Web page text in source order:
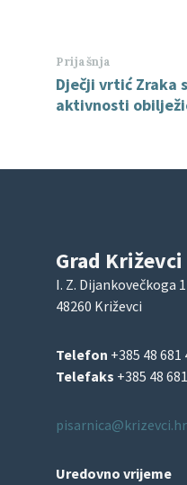
Prijašnja
Dječji vrtić Zraka
aktivnosti
Grad Križevci
I. Z. Dijankovečkoga
48260 Križevci
Telefon +385 48 681
Telefaks +385 48
pisarnica@krizevci.hr
Uredovno vrijeme